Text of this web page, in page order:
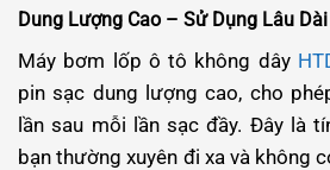
Dung Lượng Cao – Sử Dụng Lâu Dài
Máy bơm lốp ô tô không dây
pin sạc dung lượng cao, cho
lần sau mỗi lần sạc đầy. Đây là
bạn thường xuyên đi xa và không